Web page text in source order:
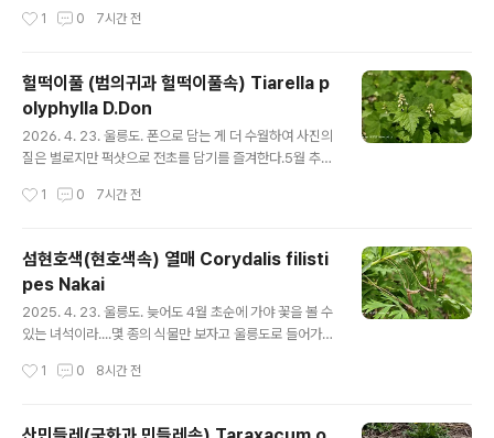
nbee.tistory.com/8899275 https://qweenbee.ti
om/8899277 https://qweenbee.tistory.com/89
07114 https://qweenbee.tistory.com/8907113 h
ttps://qweenbee.tistory.com/8908746 https://q
weenbee.tistory.com/8913377 https://qweenb
ee.tistory.com/89..
1 0 7시간 전
헐떡이풀 (범의귀과 헐떡이풀속) Tiarella p
olyphylla D.Don
2026. 4. 23. 울릉도. 폰으로 담는 게 더 수월하여 사진의
질은 별로지만 퍽샷으로 전초를 담기를 즐겨한다.5월 추순
ttps://qweenbee.tistory.com/8899275 https://q
ry.com/8907114 https://qweenbee.tistory.com/
8907113 https://qweenbee.tistory.com/890874
6 https://qweenbee.tistory.com/8913377 http
s://qweenbee.tis..
1 0 7시간 전
섬현호색(현호색속) 열매 Corydalis filisti
pes Nakai
2025. 4. 23. 울릉도. 늦어도 4월 초순에 가야 꽃을 볼 수
있는 녀석이라....몇 종의 식물만 보자고 울릉도로 들어가기
매가 다 익어서 터지고 있었다. 쇠뿔현호색 : https://qwe
1 0 8시간 전